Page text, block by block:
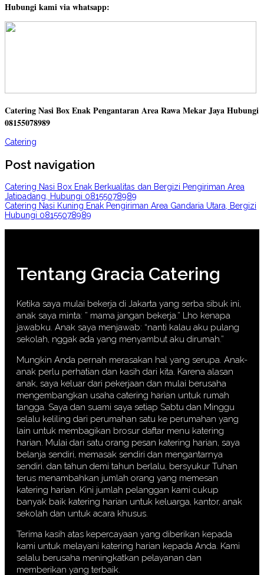
Hubungi kami via whatsapp:
Catering Nasi Box Enak Pengantaran Area Rawa Mekar Jaya Hubungi
08155078989
Catering
Post navigation
Catering Nasi Box Enak Berkualitas dan Bergizi Pengiriman Area
Jatipadang, Hubungi 08155078989
Catering Nasi Kuning Enak Pengiriman Area Gandaria Utara, Bergizi
Hubungi 08155078989
Tentang Gracia Catering
Ketika saya mulai bekerja di Jakarta yang serba sibuk ini,
anak saya minta: ” mama jangan bekerja.” Lho kenapa
jawabku. Anak saya menjawab: “nanti kalau aku pulang
sekolah, nggak ada yang menyambut aku dirumah.”
Mungkin Anda pernah merasakan hal yang serupa. Anak-
anak perlu perhatian dan kasih dari kita. Karena alasan
anak, saya keluar dari pekerjaan dan mulai berusaha
mengembangkan usaha catering harian untuk rumah
tangga. Saya dan suami saya setiap Sabtu dan Minggu
selalu keliling dari perumahan satu ke perumahan yang
lain untuk membagikan brosur daftar menu katering
harian. Mulai dari satu orang pesan katering harian, saya
belanja sendiri, memasak sendiri dan mengantarnya
sendiri. dan tahun demi tahun berlalu, bersyukur Tuhan
terus menambahkan jumlah orang yang memesan
katering harian. Kini jumlah pelanggan kami cukup
banyak baik katering harian untuk keluarga, kantor, anak
sekolah dan untuk acara khusus.
Terima kasih atas kepercayaan yang diberikan kepada
kami untuk melayani katering harian kepada Anda. Kami
selalu berusaha meningkatkan pelayanan dan
memberikan yang terbaik.